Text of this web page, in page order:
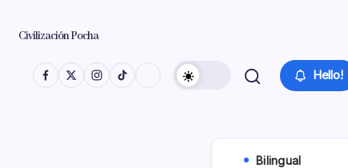
Civilización Pocha
Hello!
Bilingual